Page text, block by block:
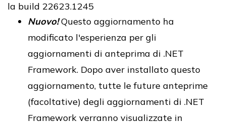
la build 22623.1245
Nuovo!Questo aggiornamento ha
modificato l'esperienza per gli
aggiornamenti di anteprima di .NET
Framework. Dopo aver installato questo
aggiornamento, tutte le future anteprime
(facoltative) degli aggiornamenti di .NET
Framework verranno visualizzate in